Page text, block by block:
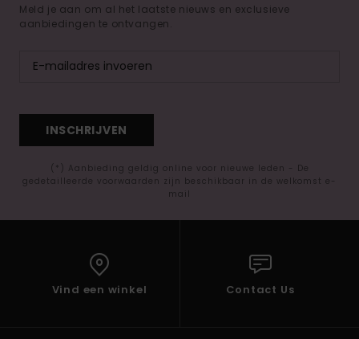
Meld je aan om al het laatste nieuws en exclusieve
aanbiedingen te ontvangen.
INSCHRIJVEN
(*) Aanbieding geldig online voor nieuwe leden - De
gedetailleerde voorwaarden zijn beschikbaar in de welkomst e-
mail
Vind een winkel Contact Us